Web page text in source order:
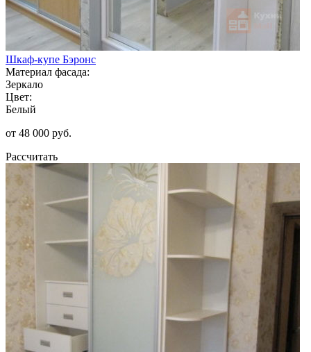
Шкаф-купе Бэронс
Материал фасада:
Зеркало
Цвет:
Белый
от 48 000 руб.
Рассчитать